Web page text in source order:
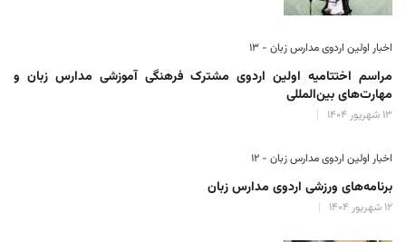
اخبار اولین اردوی مدارس زبان - ۱۳
مراسم اختتامیه اولین اردوی مشترک فرهنگی آموزشی مدارس زبان و
مهارت‌های بین‌المللی
۱۳ شهریور ۱۴۰۴
اخبار اولین اردوی مدارس زبان - ۱۲
برنامه‌های ورزشی اردوی مدارس زبان
۱۲ شهریور ۱۴۰۴